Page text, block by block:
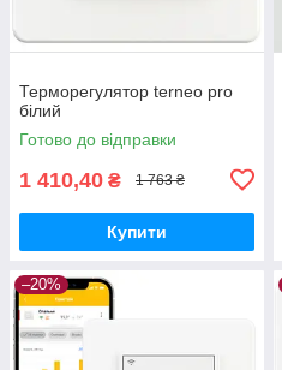
Терморегулятор terneo pro
білий
Готово до відправки
1 410,40 ₴ 1 763 ₴
Купити
–20%